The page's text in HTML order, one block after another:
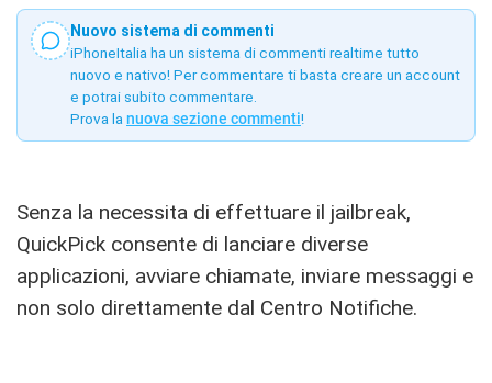
Nuovo sistema di commenti
iPhoneItalia ha un sistema di commenti realtime tutto
nuovo e nativo! Per commentare ti basta creare un account
e potrai subito commentare.
Prova la nuova sezione commenti!
Senza la necessita di effettuare il jailbreak,
QuickPick consente di lanciare diverse
applicazioni, avviare chiamate, inviare messaggi e
non solo direttamente dal Centro Notifiche.